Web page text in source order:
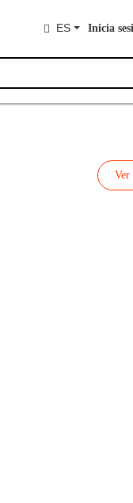
ES Inicia
Ver